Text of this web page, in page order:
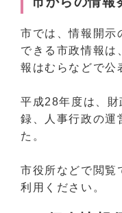
市では、情報開示
できる市政情報は
報はむらなどで公
平成28年度は、
録、人事行政の運
た。
市役所などで閲覧
利用ください。